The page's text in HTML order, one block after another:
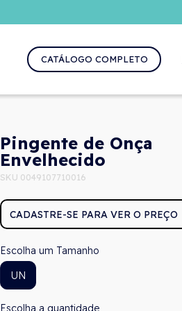
CATÁLOGO COMPLETO
Pingente de Onça
Envelhecido
SKU 0049107710016
CADASTRE-SE PARA VER O PREÇO
Tamanho
UN